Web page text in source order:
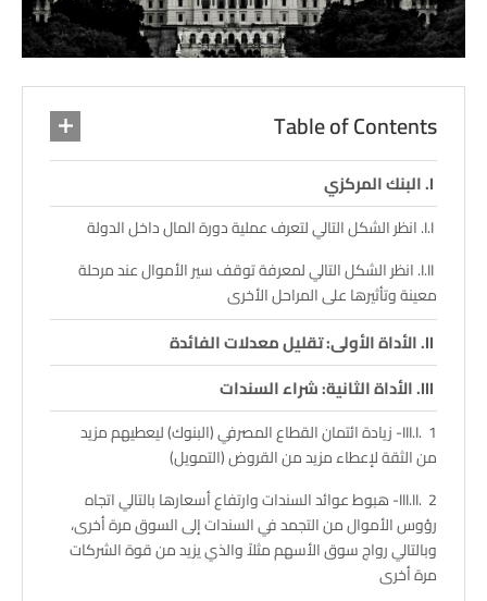
Table of Contents
البنك المركزي
انظر الشكل التالي لتعرف عملية دورة المال داخل الدولة
انظر الشكل التالي لمعرفة توقف سير الأموال عند مرحلة
معينة وتأثيرها على المراحل الأخرى
الأداة الأولى: تقليل معدلات الفائدة
الأداة الثانية: شراء السندات
1- زيادة ائتمان القطاع المصرفي (البنوك) ليعطيهم مزيد
من الثقة لإعطاء مزيد من القروض (التمويل)
2- هبوط عوائد السندات وارتفاع أسعارها بالتالي اتجاه
رؤوس الأموال من التجمد في السندات إلى السوق مرة أخرى،
وبالتالي رواج سوق الأسهم مثلاً والذي يزيد من قوة الشركات
مرة أخرى